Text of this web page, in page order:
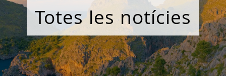
Totes les notícies